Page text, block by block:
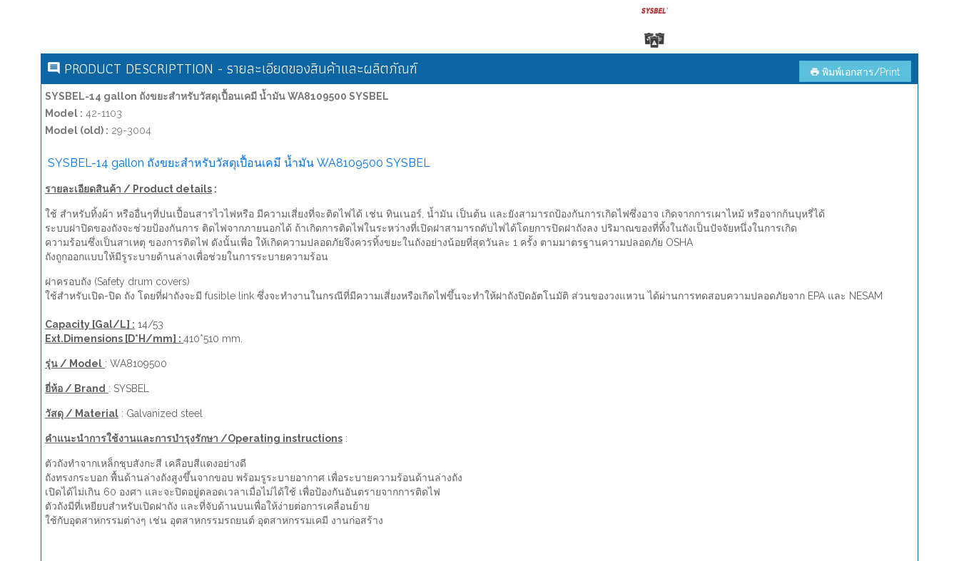
PRODUCT DESCRIPTTION - รายละเอียดของสินค้าและผลิตภัณฑ์ พิมพ์เอกสาร/Print
SYSBEL-14 gallon ถังขยะสำหรับวัสดุเปื้อนเคมี น้ำมัน WA8109500 SYSBEL
Model : 42-1103
Model (old) : 29-3004
SYSBEL-14 gallon ถังขยะสำหรับวัสดุเปื้อนเคมี น้ำมัน WA8109500 SYSBEL
รายละเอียดสินค้า / Product details :
ใช้ สำหรับทิ้งผ้า หรืออื่นๆที่ปนเปื้อนสารไวไฟหรือ มีความเสี่ยงที่จะติดไฟได้ เช่น ทินเนอร์, น้ำมัน เป็นต้น และยังสามารถป้องกันการเกิดไฟซึ่งอาจ เกิดจากการเผาไหม้ หรือจากก้นบุหรี่ได้
ระบบฝาปิดของถังจะช่วยป้องกันการ ติดไฟจากภายนอกได้ ถ้าเกิดการติดไฟในระหว่างที่เปิดฝาสามารถดับไฟได้โดยการปิดฝาถังลง ปริมาณของที่ทิ้งในถังเป็นปัจจัยหนึ่งในการเกิด
ความร้อนซึ่งเป็นสาเหตุ ของการติดไฟ ดังนั้นเพื่อ ให้เกิดความปลอดภัยจึงควรทิ้งขยะในถังอย่างน้อยที่สุดวันละ 1 ครั้ง ตามมาตรฐานความปลอดภัย OSHA
ถังถูกออกแบบให้มีรูระบายด้านล่างเพื่อช่วยในการระบายความร้อน
ฝาครอบถัง (Safety drum covers)
ใช้สำหรับเปิด-ปิด ถัง โดยที่ฝาถังจะมี fusible link ซึ่งจะทำงานในกรณีที่มีความเสี่ยงหรือเกิดไฟขึ้นจะทำให้ฝาถังปิดอัตโนมัติ ส่วนของวงแหวน ได้ผ่านการทดสอบความปลอดภัยจาก EPA และ NESAM
Capacity [Gal/L] : 14/53
Ext.Dimensions [D*H/mm] : 410*510 mm.
รุ่น / Model : WA8109500
ยี่ห้อ / Brand : SYSBEL
วัสดุ / Material : Galvanized steel
คำแนะนำการใช้งานและการบำรุงรักษา /Operating instructions :
ตัวถังทำจากเหล็กชุบสังกะสี เคลือบสีแดงอย่างดี
ถังทรงกระบอก พื้นด้านล่างถังสูงขึ้นจากขอบ พร้อมรูระบายอากาศ เพื่อระบายความร้อนด้านล่างถัง
เปิดได้ไม่เกิน 60 องศา และจะปิดอยู่ตลอดเวลาเมื่อไม่ได้ใช้ เพื่อป้องกันอันตรายจากการติดไฟ
ตัวถังมีที่เหยียบสำหรับเปิดฝาถัง และที่จับด้านบนเพื่อให้ง่ายต่อการเคลื่อนย้าย
ใช้กับอุตสาหกรรมต่างๆ เช่น อุตสาหกรรมรถยนต์ อุตสาหกรรมเคมี งานก่อสร้าง